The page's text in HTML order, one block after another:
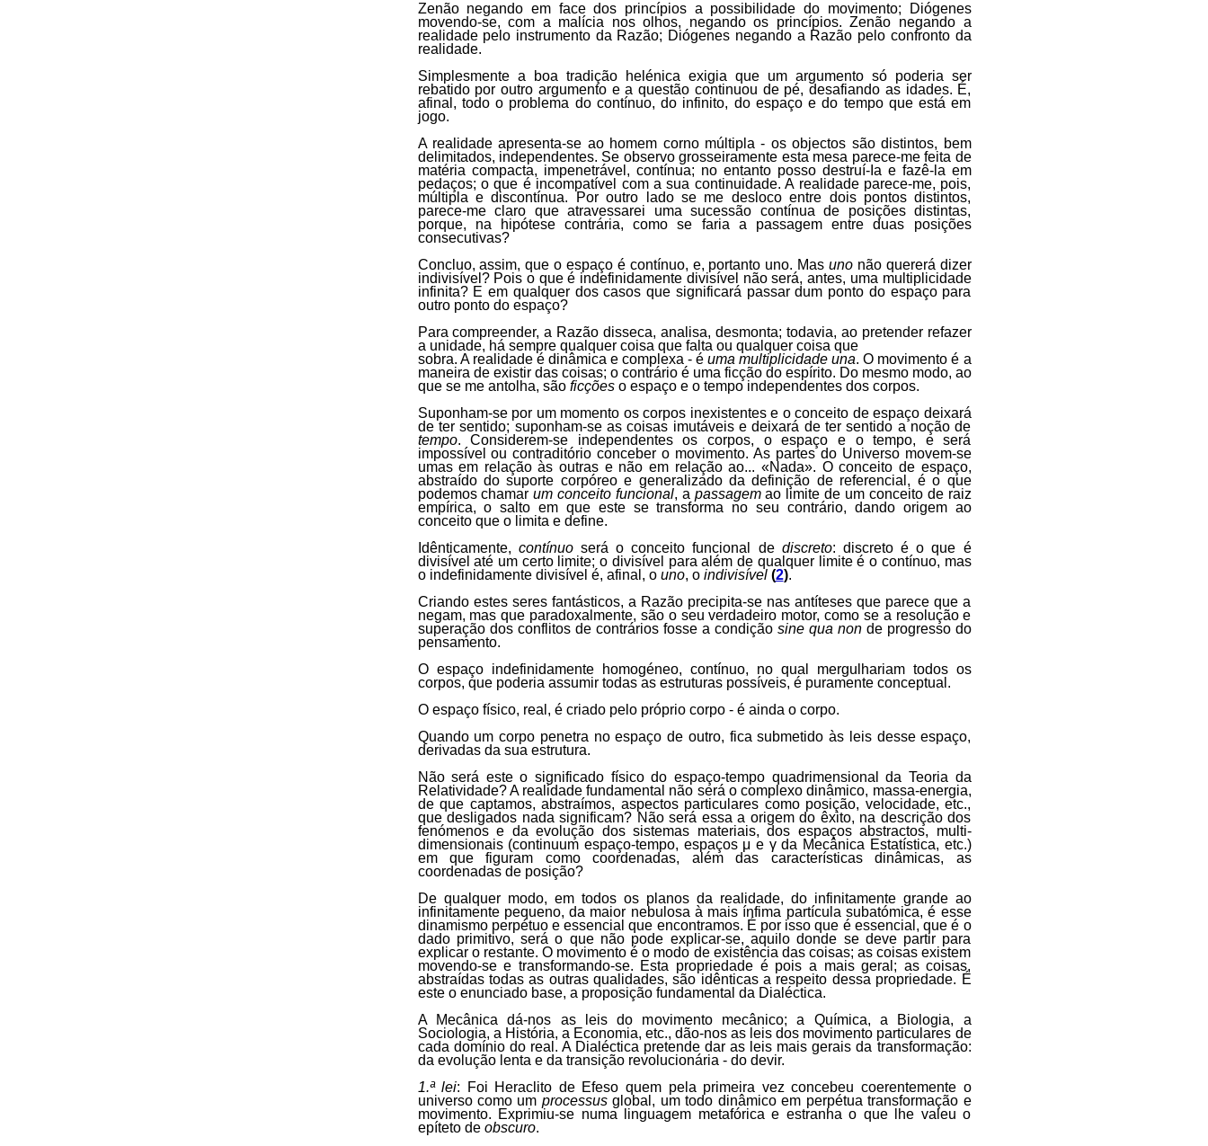
Zenão negando em face dos princípios a possibilidade do movimento; Diógenes
movendo-se, com a malícia nos olhos, negando os princípios. Zenão negando a
realidade pelo instrumento da Razão; Diógenes negando a Razão pelo confronto da
realidade.
Simplesmente a boa tradição helénica exigia que um argumento só poderia ser
rebatido por outro argumento e a questão continuou de pé, desafiando as idades. É,
afinal, todo o problema do contínuo, do infinito, do espaço e do tempo que está em
jogo.
A realidade apresenta-se ao homem corno múltipla - os objectos são distintos, bem
delimitados, independentes. Se observo grosseiramente esta mesa parece-me feita de
matéria compacta, impenetrável, contínua; no entanto posso destruí-Ia e fazê-la em
pedaços; o que é incompatível com a sua continuidade. A realidade parece-me, pois,
múltipla e discontínua. Por outro lado se me desloco entre dois pontos distintos,
parece-me claro que atravessarei uma sucessão contínua de posições distintas,
porque, na hipótese contrária, como se faria a passagem entre duas posições
consecutivas?
Concluo, assim, que o espaço é contínuo, e, portanto uno. Mas unonão quererá dizer
indivisível? Pois o que é indefinidamente divisível não será, antes, uma multiplicidade
infinita? E em qualquer dos casos que significará passar dum ponto do espaço para
outro ponto do espaço?
Para compreender, a Razão disseca, analisa, desmonta; todavia, ao pretender refazer
a unidade, há sempre qualquer coisa que falta ou qualquer coisa que
sobra. A realidade é dinâmica e complexa - éuma multiplicidade una. O movimento é a
maneira de existir das coisas; o contrário é uma ficção do espírito. Do mesmo modo, ao
que se me antolha, são ficçõeso espaço e o tempo independentes dos corpos.
Suponham-se por um momento os corpos inexistentes e o conceito de espaço deixará
de ter sentido; suponham-se as coisas imutáveis e deixará de ter sentido a noção de
tempo. Considerem-se independentes os corpos, o espaço e o tempo, e será
impossível ou contraditório conceber o movimento. As partes do Universo movem-se
umas em relação às outras e não em relação ao... «Nada». O conceito de espaço,
abstraído do suporte corpóreo e generalizado da definição de referencial, é o que
podemos chamarum conceito funcional, a passagemao limite de um conceito de raiz
empírica, o salto em que este se transforma no seu contrário, dando origem ao
conceito que o limita e define.
Idênticamente, contínuoserá o conceito funcional de discreto: discreto é o que é
divisível até um certo limite; o divisível para além de qualquer limite é o contínuo, mas
o indefinidamente divisível é, afinal, o uno, o indivisível (2).
Criando estes seres fantásticos, a Razão precipita-se nas antíteses que parece que a
negam, mas que paradoxalmente, são o seu verdadeiro motor, como se a resolução e
superação dos conflitos de contrários fosse a condição sine qua nonde progresso do
pensamento.
O espaço indefinidamente homogéneo, contínuo, no qual mergulhariam todos os
corpos, que poderia assumir todas as estruturas possíveis, é puramente conceptual.
O espaço físico, real, é criado pelo próprio corpo - é ainda o corpo.
Quando um corpo penetra no espaço de outro, fica submetido às leis desse espaço,
derivadas da sua estrutura.
Não será este o significado físico do espaço-tempo quadrimensional da Teoria da
Relatividade? A realidade fundamental não será o complexo dinâmico, massa-energia,
de que captamos, abstraímos, aspectos particulares como posição, velocidade, etc.,
que desligados nada significam? Não será essa a origem do êxito, na descrição dos
fenómenos e da evolução dos sistemas materiais, dos espaços abstractos, multi-
dimensionais (continuum espaço-tempo, espaços μ e γ da Mecânica Estatística, etc.)
em que figuram como coordenadas, além das características dinâmicas, as
coordenadas de posição?
De qualquer modo, em todos os planos da realidade, do infinitamente grande ao
infinitamente pequeno, da maior nebulosa à mais ínfima partícula subatómica, é esse
dinamismo perpétuo e essencial que encontramos. É por isso que é essencial, que é o
dado primitivo, será o que não pode explicar-se, aquilo donde se deve partir para
explicar o restante. O movimento é o modo de existência das coisas; as coisas existem
movendo-se e transformando-se. Esta propriedade é pois a mais geral; as coisas,
abstraídas todas as outras qualidades, são idênticas a respeito dessa propriedade. É
este o enunciado base, a proposição fundamental da Dialéctica.
A Mecânica dá-nos as leis do movimento mecânico; a Química, a Biologia, a
Sociologia, a História, a Economia, etc., dão-nos as leis dos movimento particulares de
cada domínio do real. A Dialéctica pretende dar as leis mais gerais da transformação:
da evolução lenta e da transição revolucionária - do devir.
1.ª lei: Foi Heraclito de Efeso quem pela primeira vez concebeu coerentemente o
universo como um processusglobal, um todo dinâmico em perpétua transformação e
movimento. Exprimiu-se numa linguagem metafórica e estranha o que lhe valeu o
epíteto de obscuro.